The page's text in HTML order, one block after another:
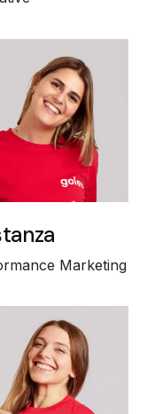
Marketing